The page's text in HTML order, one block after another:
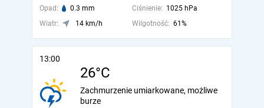
Opad: 0.3 mm Ciśnienie: 1025 hPa
Wiatr:
14 km/h Wilgotność: 61%
13:00
26°C
Zachmurzenie umiarkowane, możliwe
burze